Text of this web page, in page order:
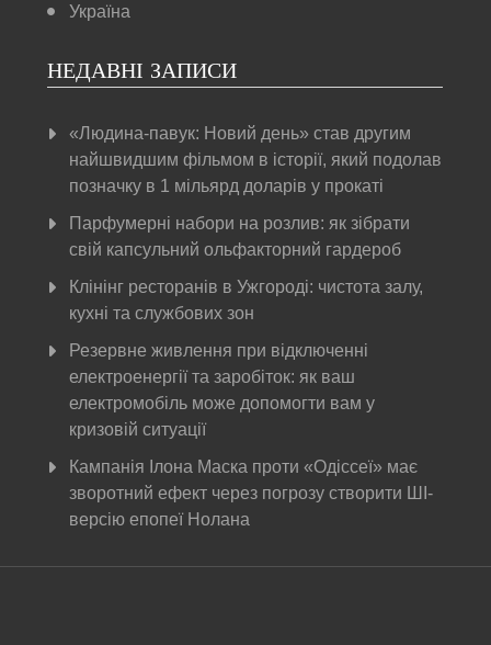
Україна
НЕДАВНІ ЗАПИСИ
«Людина-павук: Новий день» став другим
найшвидшим фільмом в історії, який подолав
позначку в 1 мільярд доларів у прокаті
Парфумерні набори на розлив: як зібрати
свій капсульний ольфакторний гардероб
Клінінг ресторанів в Ужгороді: чистота залу,
кухні та службових зон
Резервне живлення при відключенні
електроенергії та заробіток: як ваш
електромобіль може допомогти вам у
кризовій ситуації
Кампанія Ілона Маска проти «Одіссеї» має
зворотний ефект через погрозу створити ШІ-
версію епопеї Нолана